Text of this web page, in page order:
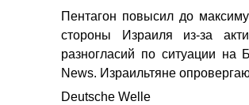
Пентагон повысил до
стороны Израиля из-за
разногласий по ситуации
News. Израильтяне
Deutsche Welle